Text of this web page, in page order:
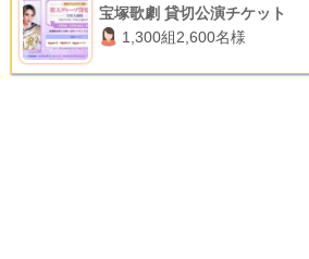
宝塚歌劇 貸切公演チケット
1,300組2,600名様